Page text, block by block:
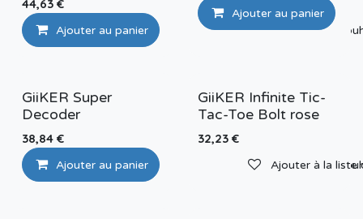
44,63 €
Ajouter au panier Ajouter à la liste de
Ajouter au panier
GiiKER Super
Decoder
38,84 €
Ajouter au panier Ajouter à la liste de
GiiKER Infinite Tic-
Tac-Toe Bolt rose
32,23€
Ajouter à la liste